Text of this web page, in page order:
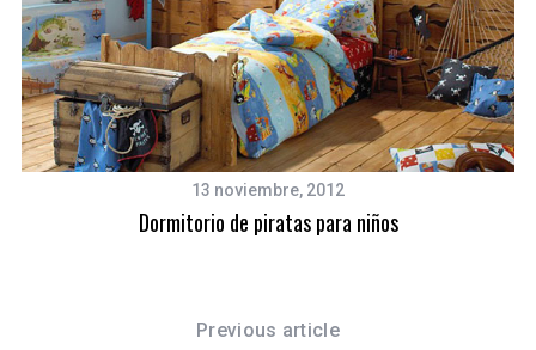
13 noviembre, 2012
Dormitorio de piratas para niños
Previous article